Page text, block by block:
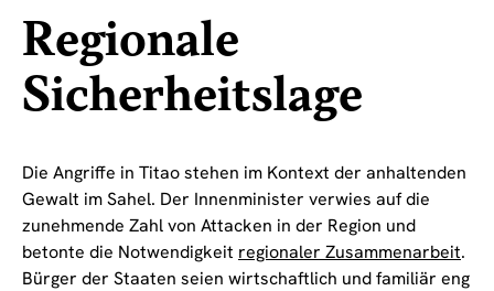
Regionale
Sicherheitslage
Die Angriffe in Titao stehen im Kontext der anhaltenden
Gewalt im Sahel. Der Innenminister verwies auf die
zunehmende Zahl von Attacken in der Region und
betonte die Notwendigkeit regionaler Zusammenarbeit.
Bürger der Staaten seien wirtschaftlich und familiär eng